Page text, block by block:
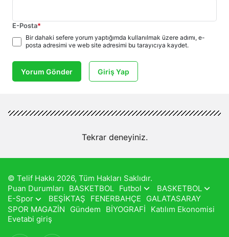
E-Posta*
Bir dahaki sefere yorum yaptığımda kullanılmak üzere adımı, e-
posta adresimi ve web site adresimi bu tarayıcıya kaydet.
Yorum Gönder Giriş Yap
Tekrar deneyiniz.
© Telif Hakkı 2026, Tüm Hakları Saklıdır.
Puan Durumları
BASKETBOL Futbol
BASKETBOL
E-Spor
BEŞİKTAŞ FENERBAHÇE
GALATASARAY
SPOR MAGAZİN
Gündem BİYOGRAFİ
Katılım Ekonomisi
Evetabi giriş